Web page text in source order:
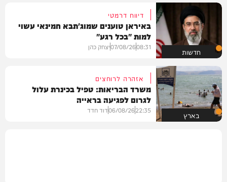
חדשות
דיווח דרמטי
באיראן טוענים שמוג'תבא חמינאי עשוי
למות "בכל רגע"
08:31
07/08/26יצחק כהן
בארץ
אזהרה לרוחצים
משרד הבריאות: טפיל בכינרת עלול
לגרום לפגיעה בראייה
22:35
06/08/26דוד חדד